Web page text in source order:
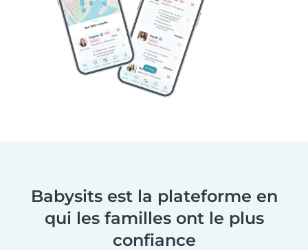
Babysits est la plateforme en
qui les familles ont le plus
confiance